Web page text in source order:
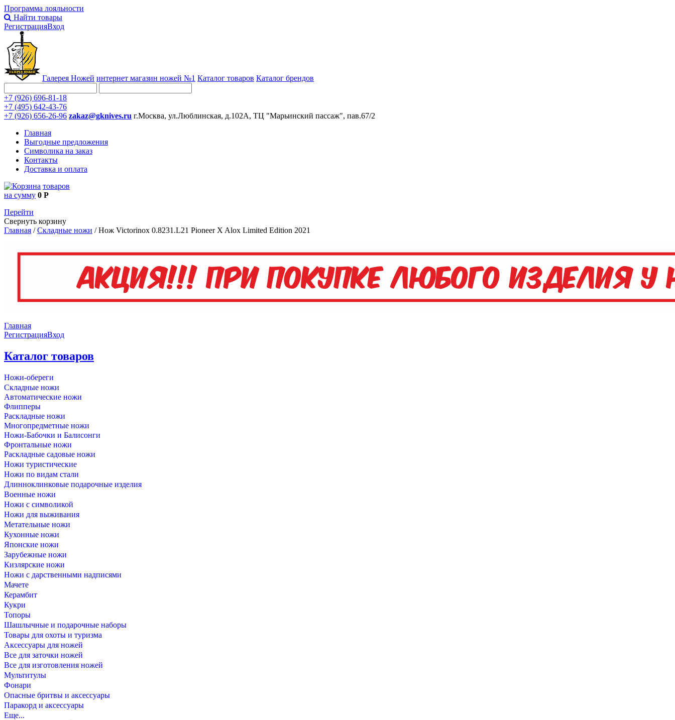
Программа лояльности
Найти товары
РегистрацияВход
Галерея Ножей интернет магазин ножей №1 Каталог товаров Каталог брендов
+7 (926) 696-81-18
+7 (495) 642-43-76
+7 (926) 656-26-96 zakaz@gknives.ru г.Москва, ул.Люблинская, д.102А, ТЦ "Марьинский пассаж", пав.67/2
Главная
Выгодные предложения
Символика на заказ
Контакты
Доставка и оплата
товаров
на сумму 0 Р
Перейти
Свернуть корзину
Главная /Складные ножи /Нож Victorinox 0.8231.L21 Pioneer X Alox Limited Edition 2021
Главная
РегистрацияВход
Каталог товаров
Ножи-обереги
Складные ножи
Автоматические ножи
Флипперы
Раскладные ножи
Многопредметные ножи
Ножи-Бабочки и Балисонги
Фронтальные ножи
Раскладные садовые ножи
Ножи туристические
Ножи по видам стали
Длинноклинковые подарочные изделия
Военные ножи
Ножи с символикой
Ножи для выживания
Метательные ножи
Кухонные ножи
Японские ножи
Зарубежные ножи
Кизлярские ножи
Ножи с дарственными надписями
Мачете
Керамбит
Кукри
Топоры
Шашлычные и подарочные наборы
Товары для охоты и туризма
Аксессуары для ножей
Все для заточки ножей
Все для изготовления ножей
Мультитулы
Фонари
Опасные бритвы и аксессуары
Паракорд и аксессуары
Еще...